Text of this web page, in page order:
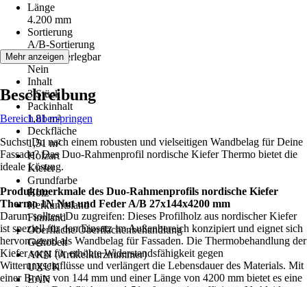
Länge
4.200 mm
Sortierung
A/B-Sortierung
Endlos verlegbar
Nein
Inhalt
3 Stück
Packinhalt
1,81 m²
Deckfläche
1,51 m²
Holzart
Kiefer
Grundfarbe
Holz
Herkunftsland
Finnland
Oberfläche/Oberflächenbehandlung
Gehobelt
AKN (Artikelkurznummer)
UXUK
EAN
Mehr anzeigen
Beschreibung
Bereich überspringen
Suchst Du nach einem robusten und vielseitigen Wandbelag für Deine
Fassade? Das Duo-Rahmenprofil nordische Kiefer Thermo bietet die
ideale Lösung.
Produktmerkmale des Duo-Rahmenprofils nordische Kiefer
Thermo 1N Nut und Feder A/B 27x144x4200 mm
Darum solltest Du zugreifen: Dieses Profilholz aus nordischer Kiefer
ist speziell für den Einsatz im Außenbereich konzipiert und eignet sich
hervorragend als Wandbelag für Fassaden. Die Thermobehandlung der
Kiefer sorgt für erhöhte Widerstandsfähigkeit gegen
Witterungseinflüsse und verlängert die Lebensdauer des Materials. Mit
einer Breite von 144 mm und einer Länge von 4200 mm bietet es eine